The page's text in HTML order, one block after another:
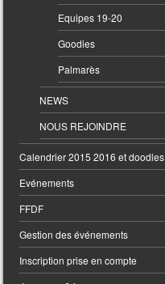
Equipes 19-20
Goodies
Palmarès
NEWS
NOUS REJOINDRE
Calendrier 2015 2016 et doodles
Evénements
FFDF
Gestion des événements
Inscription prise en compte